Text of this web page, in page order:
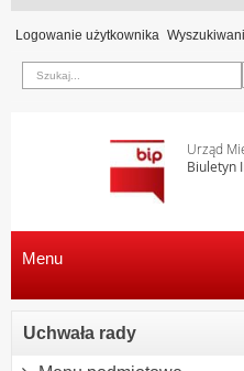
Logowanie użytkownika
Urząd
Biuletyn
Menu
Uchwała rady